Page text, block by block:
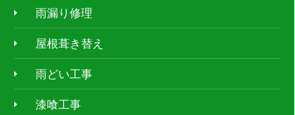
雨漏り修理
屋根葺き替え
雨どい工事
漆喰工事